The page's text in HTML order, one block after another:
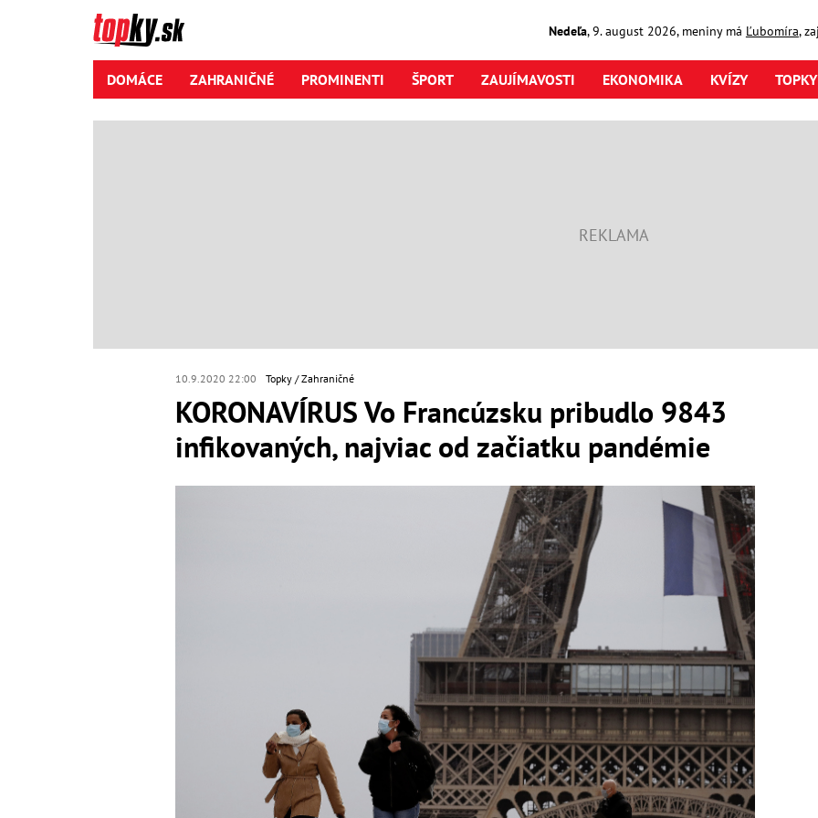
Nedeľa,9. august2026, meniny má Ľubomíra,
DOMÁCE ZAHRANIČNÉ PROMINENTI ŠPORT ZAUJÍMAVOSTI EKONOMIKA KVÍZY
10.9.2020 22:00 Topky Zahraničné
KORONAVÍRUS Vo Francúzsku pribudlo 9843
infikovaných, najviac od začiatku pandémie